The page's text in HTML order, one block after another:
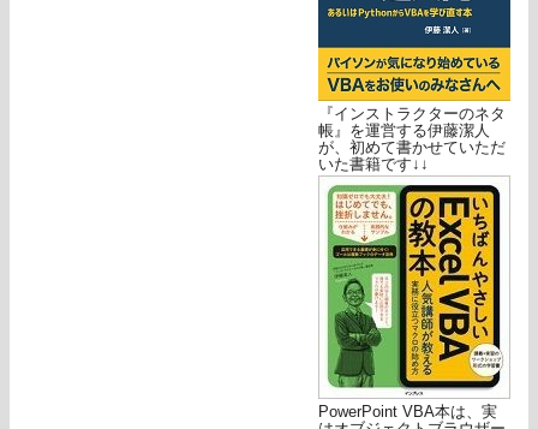
『インストラクターのネタ
帳』を運営する伊藤潔人
が、初めて書かせていただ
いた書籍です↓↓
PowerPoint VBA本は、実